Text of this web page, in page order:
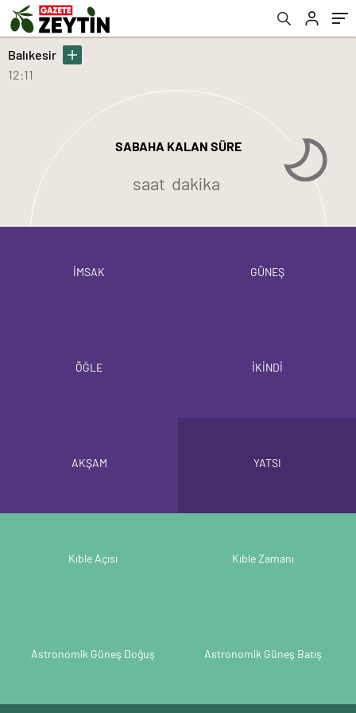
Balıkesir
12:11
SABAHA KALAN SÜRE
saat dakika
İMSAK GÜNEŞ
ÖĞLE İKİNDİ
AKŞAM YATSI
Kıble Açısı Kıble Zamanı
Astronomik Güneş Doğuş Astronomik Güneş Batış